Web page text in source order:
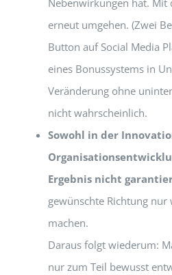
Nebenwirkungen hat. Mit
erneut umgehen. (Zwei
Button auf Social Media
eines Bonussystems in
Veränderung ohne
nicht wahrscheinlich.
Sowohl in der
Ergebnis nicht
gewünschte Richtung
machen.
Daraus folgt wiederum:
nur zum Teil bewusst